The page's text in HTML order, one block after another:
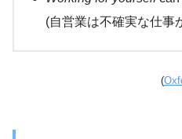
(自営業は不確実な仕事
(